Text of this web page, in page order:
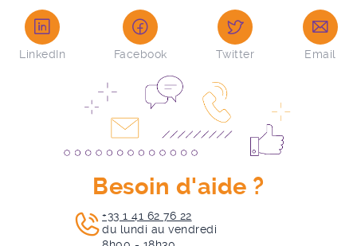
LinkedIn Facebook Twitter Email
Besoin d'aide ?
+33 1 41 62 76 22
du lundi au vendredi